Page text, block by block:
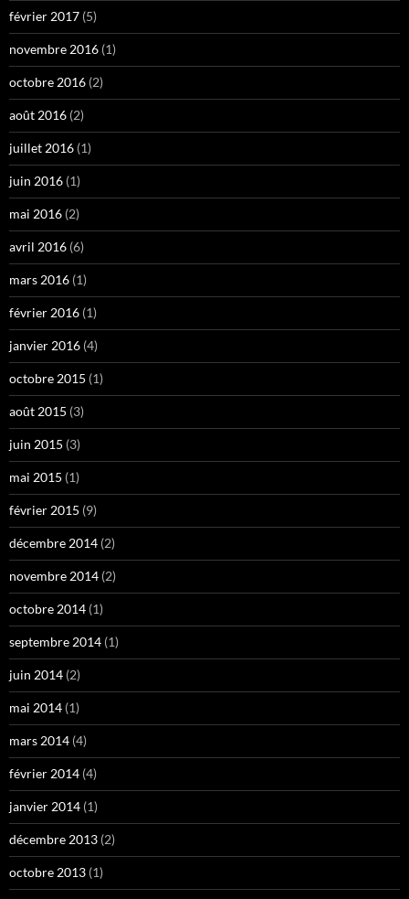
février 2017 (5)
novembre 2016 (1)
octobre 2016 (2)
août 2016 (2)
juillet 2016 (1)
juin 2016 (1)
mai 2016 (2)
avril 2016 (6)
mars 2016 (1)
février 2016 (1)
janvier 2016 (4)
octobre 2015 (1)
août 2015 (3)
juin 2015 (3)
mai 2015 (1)
février 2015 (9)
décembre 2014 (2)
novembre 2014 (2)
octobre 2014 (1)
septembre 2014 (1)
juin 2014 (2)
mai 2014 (1)
mars 2014 (4)
février 2014 (4)
janvier 2014 (1)
décembre 2013 (2)
octobre 2013 (1)